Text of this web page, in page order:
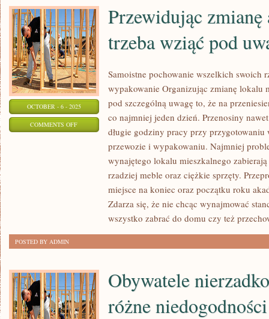
MEBLOWYCH
OCTOBER - 6 - 2025
COMMENTS OFFON
APARTAMENTU,
Przewidując zmianę
trzeba wziąć pod
Samoistne pochowanie wszelkich swoich
wypakowanie Organizując zmianę lokalu
pod szczególną uwagę to, że na
co najmniej jeden dzień. Przenosiny
długie godziny pracy przy
przewozie i wypakowaniu. Najmniej
wynajętego lokalu mieszkalnego zabierają
rzadziej meble oraz ciężkie sprzęty.
miejsce na koniec oraz początku roku
Zdarza się, że nie chcąc wynajmować
wszystko zabrać do domu czy też
POSTED BY ADMIN
Obywatele
różne